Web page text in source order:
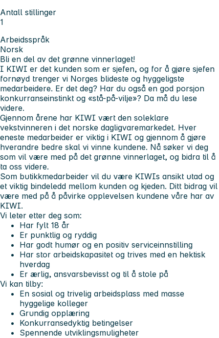
Antall stillinger
1
Arbeidsspråk
Norsk
Bli en del av det grønne vinnerlaget!
I KIWI er det kunden som er sjefen, og for å gjøre sjefen
fornøyd trenger vi Norges blideste og hyggeligste
medarbeidere. Er det deg? Har du også en god porsjon
konkurranseinstinkt og «stå-på-vilje»? Da må du lese
videre.
Gjennom årene har KIWI vært den soleklare
vekstvinneren i det norske dagligvaremarkedet. Hver
eneste medarbeider er viktig i KIWI og gjennom å gjøre
hverandre bedre skal vi vinne kundene. Nå søker vi deg
som vil være med på det grønne vinnerlaget, og bidra til å
ta oss videre.
Som butikkmedarbeider vil du være KIWIs ansikt utad og
et viktig bindeledd mellom kunden og kjeden. Ditt bidrag vil
være med på å påvirke opplevelsen kundene våre har av
KIWI.
Vi leter etter deg som:
Har fylt 18 år
Er punktlig og ryddig
Har godt humør og en positiv serviceinnstilling
Har stor arbeidskapasitet og trives med en hektisk
hverdag
Er ærlig, ansvarsbevisst og til å stole på
Vi kan tilby:
En sosial og trivelig arbeidsplass med masse
hyggelige kolleger
Grundig opplæring
Konkurransedyktig betingelser
Spennende utviklingsmuligheter